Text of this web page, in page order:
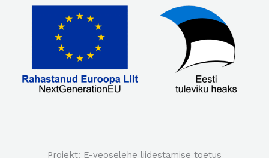
Projekt: E-veoselehe liidestamise toetus